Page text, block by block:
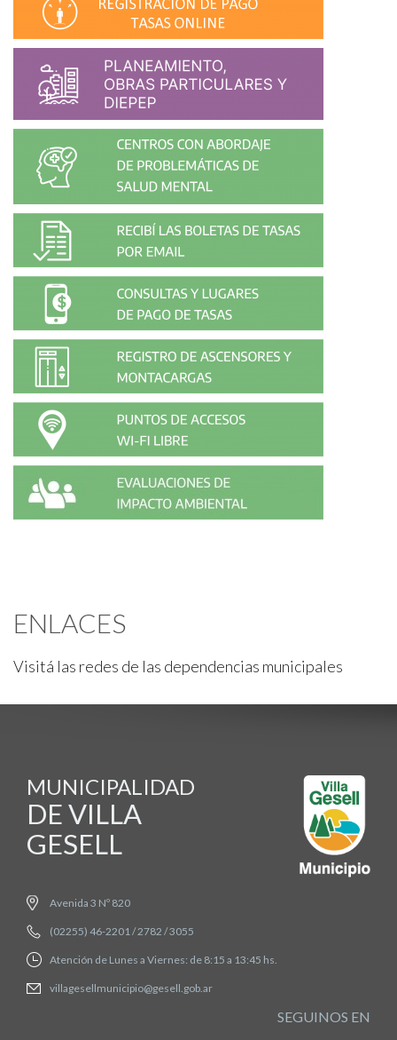
ENLACES
Visitá las redes de las dependencias municipales
MUNICIPALIDAD
DE VILLA
GESELL
Avenida 3 Nº 820
(02255) 46-2201 / 2782 / 3055
Atención de Lunes a Viernes: de 8:15 a 13:45 hs.
villagesellmunicipio@gesell.gob.ar
SEGUINOS EN